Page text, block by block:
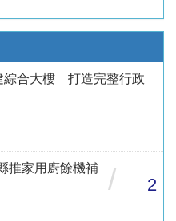
綜合大樓 打造完整行政
推家用廚餘機補
/ 2